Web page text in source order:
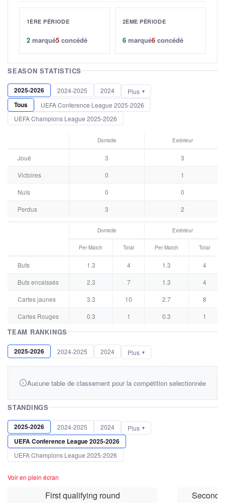
1ÈRE PÉRIODE
2 marqué5 concédé
2ÈME PÉRIODE
6 marqué6 concédé
SEASON STATISTICS
2025-2026 2024-2025 2024 Plus
Tous
UEFA Conference League 2025-2026
UEFA Champions League 2025-2026
Domicile Extérieur
Joué 3
3
Victoires
0
1
Nuls
0
0
Perdus
3 2
Domicile Extérieur
Per Match Total Per Match Total
Buts 1.3 4 1.3
4
Buts encaissés
2.3 7 1.3
4
Cartes jaunes
3.3 10 2.7
8
Cartes Rouges
0.3 1 0.3 1
TEAM RANKINGS
2025-2026 2024-2025 2024 Plus
Aucune table de classement pour la compétition selectionnée
STANDINGS
2025-2026 2024-2025 2024 Plus
UEFA Conference League 2025-2026
UEFA Champions League 2025-2026
Voir en plein écran
First qualifying round Second